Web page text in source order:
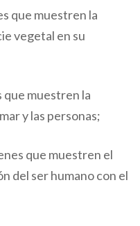
que muestren la
vegetal en su
que muestren la
y las personas;
que muestren el
del ser humano con el